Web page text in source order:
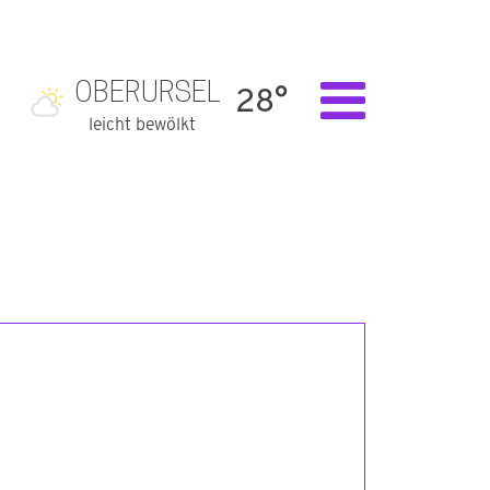
OBERURSEL
leicht bewölkt
28°